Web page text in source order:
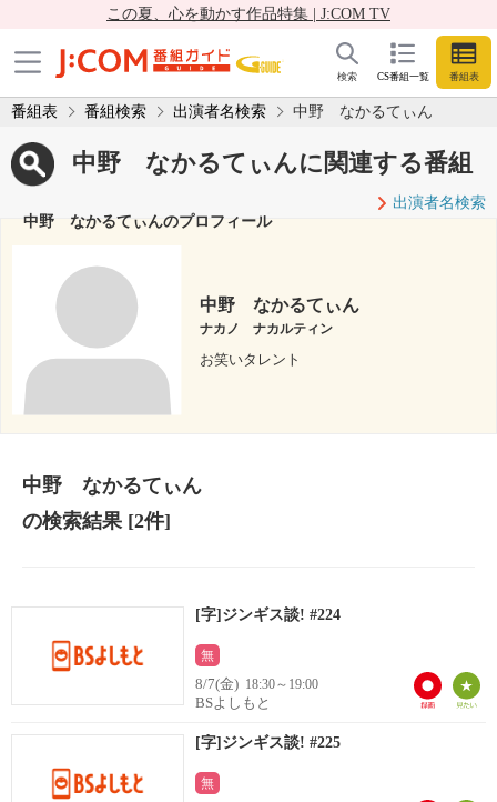
この夏、心を動かす作品特集 | J:COM TV
CS番組一覧 番組表
検索
番組表 番組検索 出演者名検索 中野 なかるてぃん
中野 なかるてぃんに関連する番組
出演者名検索
中野 なかるてぃんのプロフィール
中野 なかるてぃん
ナカノ ナカルティン
お笑いタレント
中野 なかるてぃん
の検索結果[2件]
[字]ジンギス談! #224
無
8/7(金) 18:30～19:00
BSよしもと
[字]ジンギス談! #225
無